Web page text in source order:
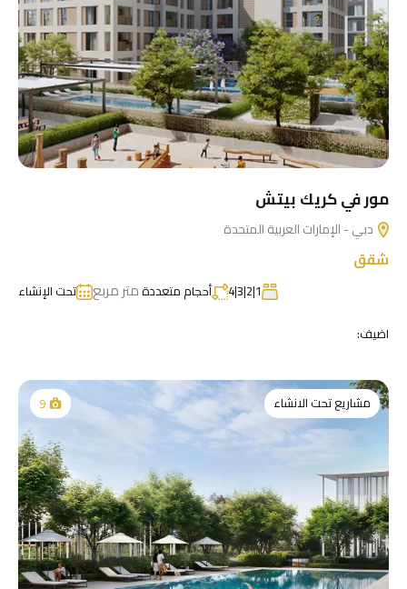
مور في كريك بيتش
دبي - الإمارات العربية المتحدة
شقق
1|2|3|4 أحجام متعددةمتر مربع
تحت الإنشاء
اضيف:
مشاريع تحت الانشاء 9